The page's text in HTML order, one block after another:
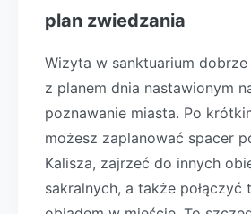
plan zwiedzania
Wizyta w sanktuarium
z planem dnia nastawionym
poznawanie miasta. Po
możesz zaplanować spacer
Kalisza, zajrzeć do innych
sakralnych, a także połączyć